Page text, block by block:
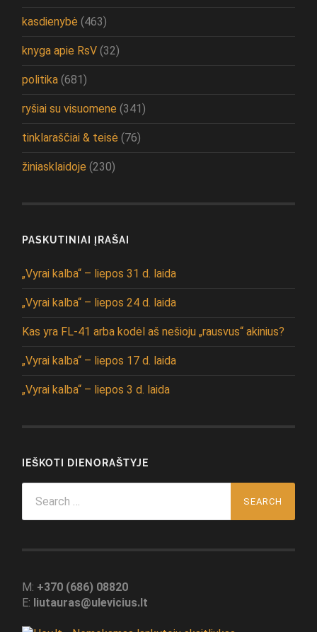
kasdienybė (463)
knyga apie RsV (32)
politika (681)
ryšiai su visuomene (341)
tinklaraščiai & teisė (76)
žiniasklaidoje (230)
PASKUTINIAI ĮRAŠAI
„Vyrai kalba“ – liepos 31 d. laida
„Vyrai kalba“ – liepos 24 d. laida
Kas yra FL-41 arba kodėl aš nešioju „rausvus“ akinius?
„Vyrai kalba“ – liepos 17 d. laida
„Vyrai kalba“ – liepos 3 d. laida
IEŠKOTI DIENORAŠTYJE
for:
M: +370 (686) 08820
E: liutauras@ulevicius.lt